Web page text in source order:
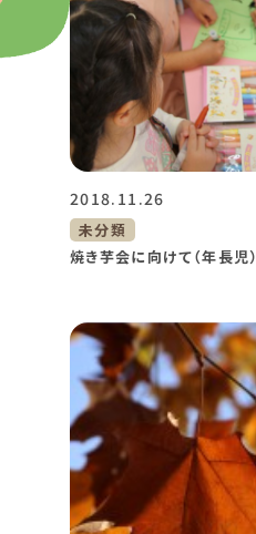
2018.11.26
未分類
焼き芋会に向けて（年長児）